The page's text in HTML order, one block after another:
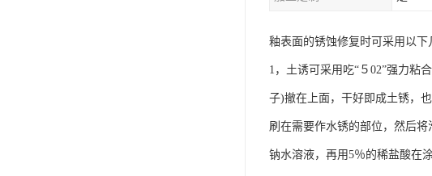
釉表面的锈蚀修复时可采用以下
1，土诱可采用吃“５02”强力粘
子)撤在上面，干好即成土锈，
刷在需要作水锈的部位，然后
钠水溶液，再用5％的稀盐酸在